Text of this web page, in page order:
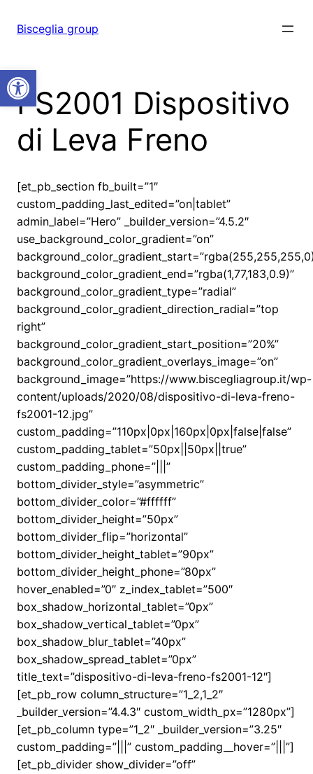
Bisceglia group
FS2001 Dispositivo
di Leva Freno
[et_pb_section fb_built=”1″
custom_padding_last_edited=”on|tablet”
admin_label=”Hero” _builder_version=”4.5.2″
use_background_color_gradient=”on”
background_color_gradient_end=”rgba(1,77,183,0.9)”
background_color_gradient_type=”radial”
background_color_gradient_direction_radial=”top
right”
background_color_gradient_start_position=”20%”
background_color_gradient_overlays_image=”on”
background_image=”https://www.biscegliagroup.it/wp-
content/uploads/2020/08/dispositivo-di-leva-freno-
fs2001-12.jpg”
custom_padding=”110px|0px|160px|0px|false|false”
custom_padding_tablet=”50px||50px||true”
custom_padding_phone=”|||”
bottom_divider_style=”asymmetric”
bottom_divider_color=”#ffffff”
bottom_divider_height=”50px”
bottom_divider_flip=”horizontal”
bottom_divider_height_tablet=”90px”
bottom_divider_height_phone=”80px”
hover_enabled=”0″ z_index_tablet=”500″
box_shadow_horizontal_tablet=”0px”
box_shadow_vertical_tablet=”0px”
box_shadow_blur_tablet=”40px”
box_shadow_spread_tablet=”0px”
title_text=”dispositivo-di-leva-freno-fs2001-12″]
[et_pb_row column_structure=”1_2,1_2″
_builder_version=”4.4.3″ custom_width_px=”1280px”]
[et_pb_column type=”1_2″ _builder_version=”3.25″
custom_padding=”|||” custom_padding__hover=”|||”]
[et_pb_divider show_divider=”off”
Open toolbar